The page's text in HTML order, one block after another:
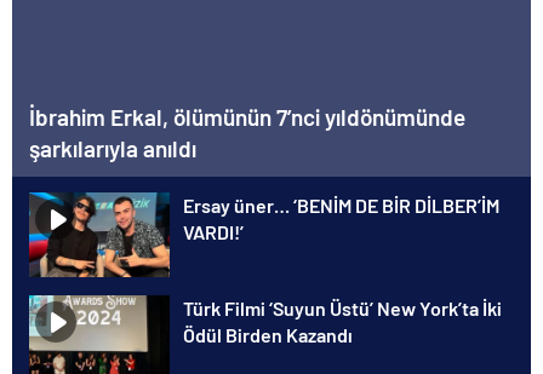
İbrahim Erkal, ölümünün 7’nci yıldönümünde
şarkılarıyla anıldı
Ersay üner… ‘BENİM DE BİR DİLBER’İM
VARDI!’
Türk Filmi ‘Suyun Üstü’ New York’ta İki
Ödül Birden Kazandı